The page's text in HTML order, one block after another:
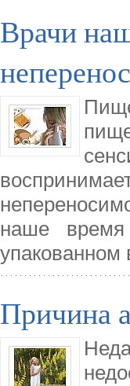
Врачи
наше время
упакованном
Причина